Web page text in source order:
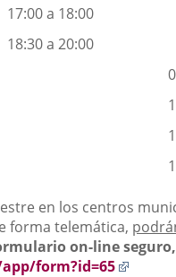
17:00 a 18:00
18:30 a 20:00
en los centros
forma telemática,
on-line
form?id=65